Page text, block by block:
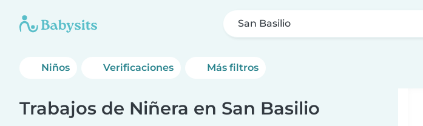
San Basilio
Niños Verificaciones Más filtros
Trabajos de Niñera en San Basilio